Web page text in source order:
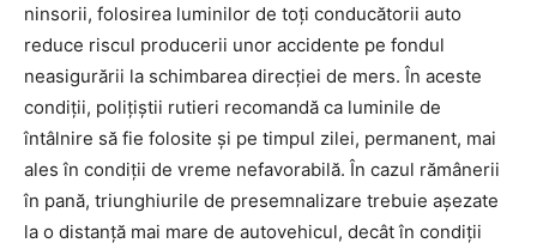
ninsorii, folosirea luminilor de toţi conducătorii auto
reduce riscul producerii unor accidente pe fondul
neasigurării la schimbarea direcţiei de mers. În aceste
condiţii, poliţiştii rutieri recomandă ca luminile de
întâlnire să fie folosite şi pe timpul zilei, permanent, mai
ales în condiţii de vreme nefavorabilă. În cazul rămânerii
în pană, triunghiurile de presemnalizare trebuie aşezate
la o distanţă mai mare de autovehicul, decât în condiţii